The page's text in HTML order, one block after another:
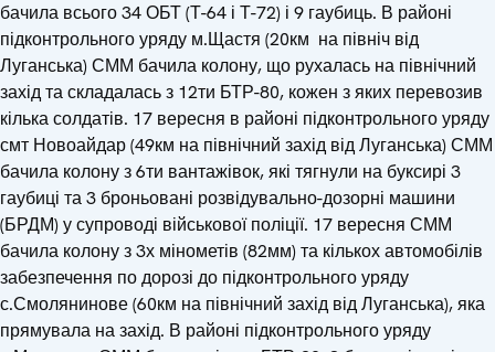
бачила всього 34 ОБТ (Т-64 і Т-72) і 9 гаубиць. В районі
підконтрольного уряду м.Щастя (20км на північ від
Луганська) СММ бачила колону, що рухалась на північний
захід та складалась з 12ти БТР-80, кожен з яких перевозив
кілька солдатів. 17 вересня в районі підконтрольного уряду
смт Новоайдар (49км на північний захід від Луганська) СММ
бачила колону з 6ти вантажівок, які тягнули на буксирі 3
гаубиці та 3 броньовані розвідувально-дозорні машини
(БРДМ) у супроводі військової поліції. 17 вересня СММ
бачила колону з 3х мінометів (82мм) та кількох автомобілів
забезпечення по дорозі до підконтрольного уряду
с.Смолянинове (60км на північний захід від Луганська), яка
прямувала на захід. В районі підконтрольного уряду